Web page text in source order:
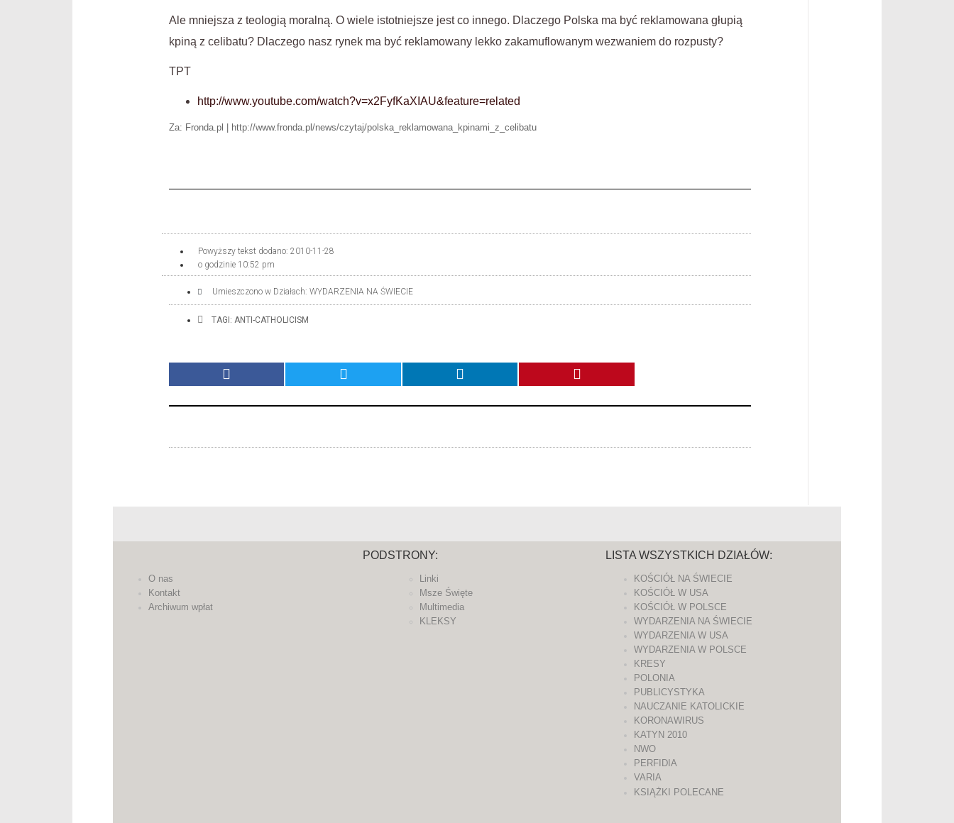
Ale mniejsza z teologią moralną. O wiele istotniejsze jest co innego. Dlaczego Polska ma być reklamowana głupią
kpiną z celibatu? Dlaczego nasz rynek ma być reklamowany lekko zakamuflowanym wezwaniem do rozpusty?
TPT
http://www.youtube.com/watch?v=x2FyfKaXIAU&feature=related
Za: Fronda.pl | http://www.fronda.pl/news/czytaj/polska_reklamowana_kpinami_z_celibatu
Powyższy tekst dodano: 2010-11-28
o godzinie 10:52 pm
Umieszczono w Działach: WYDARZENIA NA ŚWIECIE
TAGI: ANTI-CATHOLICISM
O nas
Kontakt
Archiwum wpłat
PODSTRONY:
Linki
Msze Święte
Multimedia
KLEKSY
LISTA WSZYSTKICH DZIAŁÓW:
KOŚCIÓŁ NA ŚWIECIE
KOŚCIÓŁ W USA
KOŚCIÓŁ W POLSCE
WYDARZENIA NA ŚWIECIE
WYDARZENIA W USA
WYDARZENIA W POLSCE
KRESY
POLONIA
PUBLICYSTYKA
NAUCZANIE KATOLICKIE
KORONAWIRUS
KATYN 2010
NWO
PERFIDIA
VARIA
KSIĄŻKI POLECANE